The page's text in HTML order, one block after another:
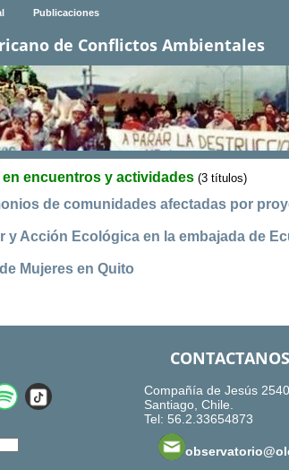
Publicaciones
de Conflictos Ambientales
encuentros y actividades (3 títulos)
de comunidades afectadas por
Acción Ecológica en la embajada de
Mujeres en Quito
CONTACTANOS
Compañía de Jesús 2540
Santiago, Chile.
Tel: 56.2.33654873